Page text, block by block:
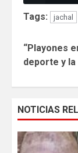
Tags: jachal
Reading
“Playones
deporte y la
NOTICIAS